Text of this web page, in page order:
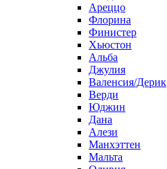
Ареццо
Флорина
Финистер
Хьюстон
Альба
Джулия
Валенсия/Дерик
Верди
Юджин
Дана
Алези
Манхэттен
Мальта